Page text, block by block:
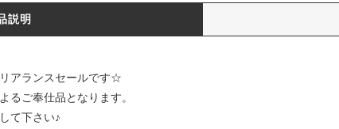
説明
アランスセールです☆
るご奉仕品となります。
て下さい♪